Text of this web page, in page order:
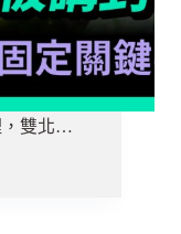
，雙北…